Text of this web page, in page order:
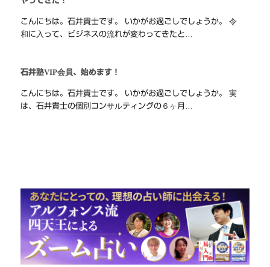
こんにちは。石井貴士です。 いかがお過ごしでしょうか。 令
和に入って、ビジネスの流れが変わってきたと…
石井塾VIP会員、始めます！
こんにちは。石井貴士です。 いかがお過ごしでしょうか。 実
は、石井貴士の個別コンサルティングの６ヶ月…